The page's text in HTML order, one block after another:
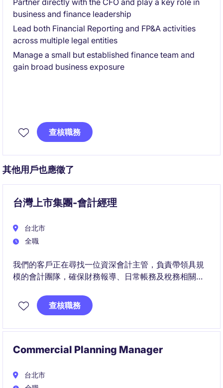
Partner directly with the CFO and play a key role in
business and finance leadership
Lead both Financial Reporting and FP&A activities
across multiple legal entities
Manage a small but established finance team and
gain broad business exposure
查核職務
其他用戶也應徵了
台灣上市集團-會計經理
台北市
全職
我們的客戶正在尋找一位資深會計主管，負責帶領具規
模的會計團隊，確保財務報導、日常帳務及稅務相關作
此職位除統籌關帳及報表覆核外，也將參與新產品、服
查核職務
Commercial Planning Manager
台北市